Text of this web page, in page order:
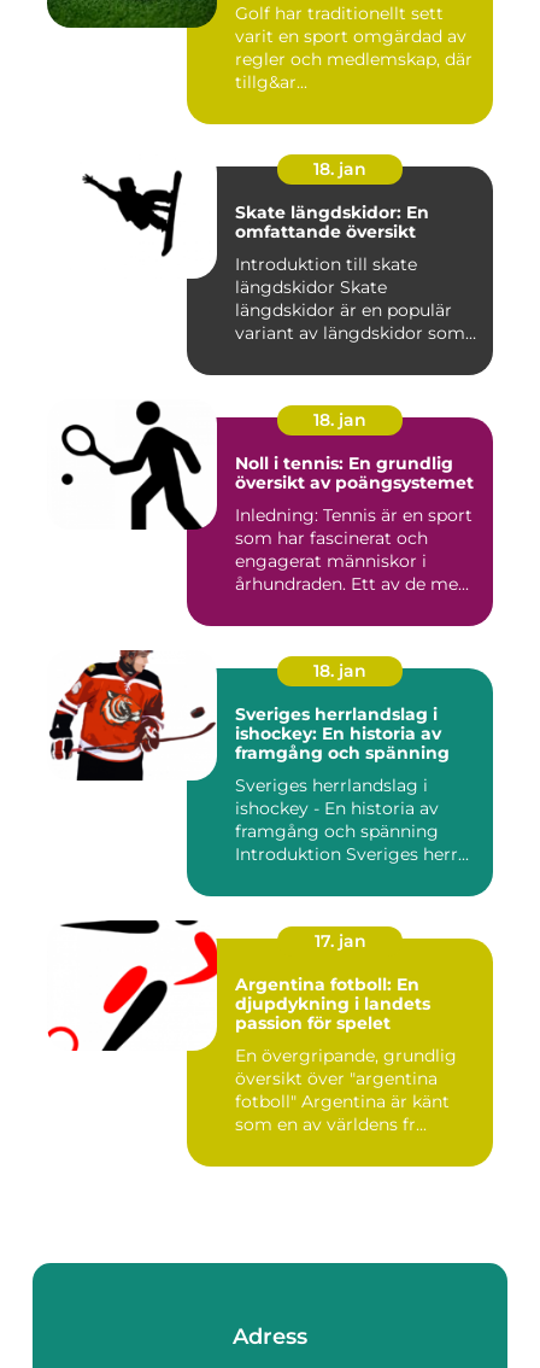
Golf har traditionellt sett
varit en sport omgärdad av
regler och medlemskap, där
tillg&ar...
18. jan
Skate längdskidor: En
omfattande översikt
Introduktion till skate
längdskidor Skate
längdskidor är en populär
variant av längdskidor som
18. jan
Noll i tennis: En grundlig
översikt av poängsystemet
Inledning: Tennis är en sport
som har fascinerat och
engagerat människor i
århundraden. Ett av de me...
18. jan
Sveriges herrlandslag i
ishockey: En historia av
framgång och spänning
Sveriges herrlandslag i
ishockey - En historia av
framgång och spänning
Introduktion Sveriges herr...
17. jan
Argentina fotboll: En
djupdykning i landets
passion för spelet
En övergripande, grundlig
översikt över "argentina
fotboll" Argentina är känt
som en av världens fr...
Adress